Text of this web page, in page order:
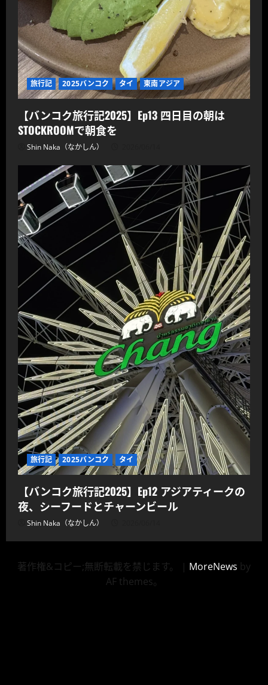
旅行記 2025バンコク タイ 東南アジア
【バンコク旅行記2025】Ep13 四日目の朝は
STOCKROOMで朝食を
Shin Naka（なかしん）
旅行記 2025バンコク タイ
【バンコク旅行記2025】Ep12 アジアティークの
夜、シーフードとチャーンビール
Shin Naka（なかしん）
著作権&コピー;無断転載を禁じます。 | MoreNews by
AF themes。